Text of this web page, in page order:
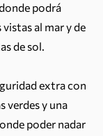
podrá
al mar y de
de sol.
extra con
verdes y una
poder nadar